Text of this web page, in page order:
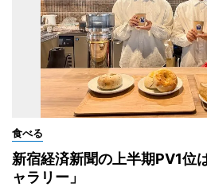
食べる
新宿経済新聞の上半期PV1位
ャラリー」